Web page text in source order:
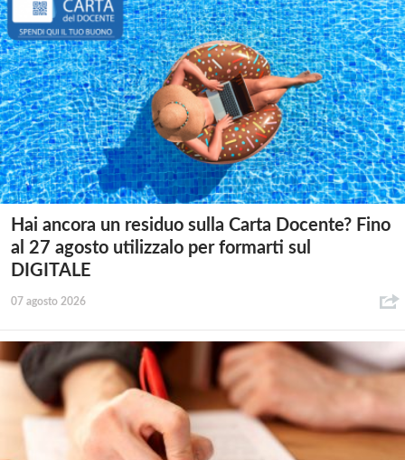
Hai ancora un residuo sulla Carta Docente? Fino
al 27 agosto utilizzalo per formarti sul
DIGITALE
07 agosto 2026